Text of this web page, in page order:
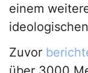
einem
Zuvor